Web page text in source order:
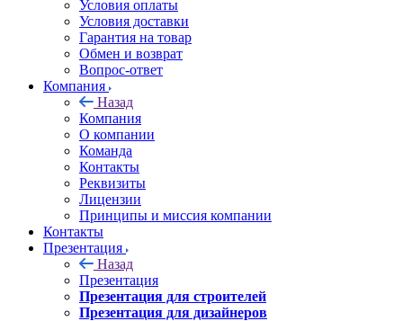
Условия оплаты
Условия доставки
Гарантия на товар
Обмен и возврат
Вопрос-ответ
Компания
Назад
Компания
О компании
Команда
Контакты
Реквизиты
Лицензии
Принципы и миссия компании
Контакты
Презентация
Назад
Презентация
Презентация для строителей
Презентация для дизайнеров